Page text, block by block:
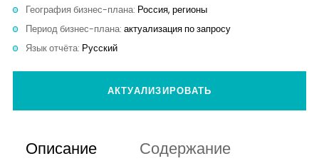
География бизнес-плана: Россия, регионы
Период бизнес-плана: актуализация по запросу
Язык отчёта: Русский
АКТУАЛИЗИРОВАТЬ
Описание Содержание